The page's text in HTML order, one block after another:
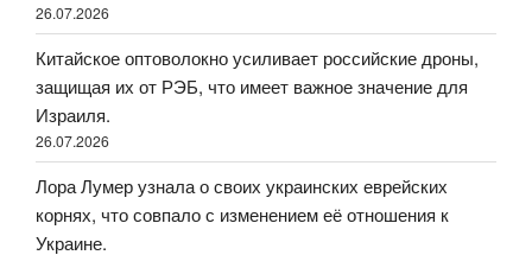
26.07.2026
Китайское оптоволокно усиливает российские дроны,
защищая их от РЭБ, что имеет важное значение для
Израиля.
26.07.2026
Лора Лумер узнала о своих украинских еврейских
корнях, что совпало с изменением её отношения к
Украине.